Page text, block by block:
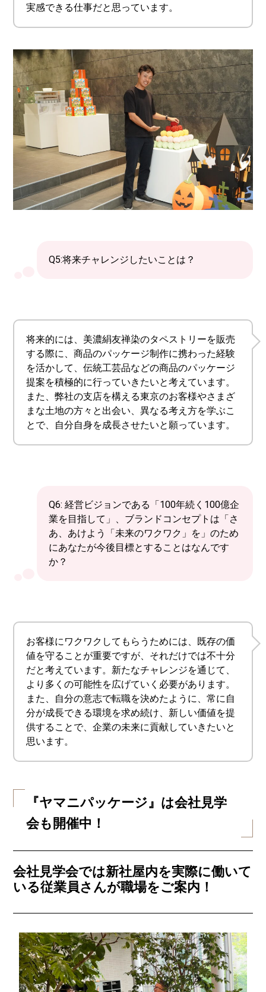
実感できる仕事だと思っています。
Q5:将来チャレンジしたいことは？
将来的には、美濃絹友禅染のタペストリーを販売
する際に、商品のパッケージ制作に携わった経験
を活かして、伝統工芸品などの商品のパッケージ
提案を積極的に行っていきたいと考えています。
また、弊社の支店を構える東京のお客様やさまざ
まな土地の方々と出会い、異なる考え方を学ぶこ
とで、自分自身を成長させたいと願っています。
Q6: 経営ビジョンである「100年続く100億企
業を目指して」、ブランドコンセプトは「さ
あ、あけよう「未来のワクワク」を」のため
にあなたが今後目標とすることはなんです
か？
お客様にワクワクしてもらうためには、既存の価
値を守ることが重要ですが、それだけでは不十分
だと考えています。新たなチャレンジを通じて、
より多くの可能性を広げていく必要があります。
また、自分の意志で転職を決めたように、常に自
分が成長できる環境を求め続け、新しい価値を提
供することで、企業の未来に貢献していきたいと
思います。
『ヤマニパッケージ』は会社見学
会も開催中！
会社見学会では新社屋内を実際に働いて
いる従業員さんが職場をご案内！